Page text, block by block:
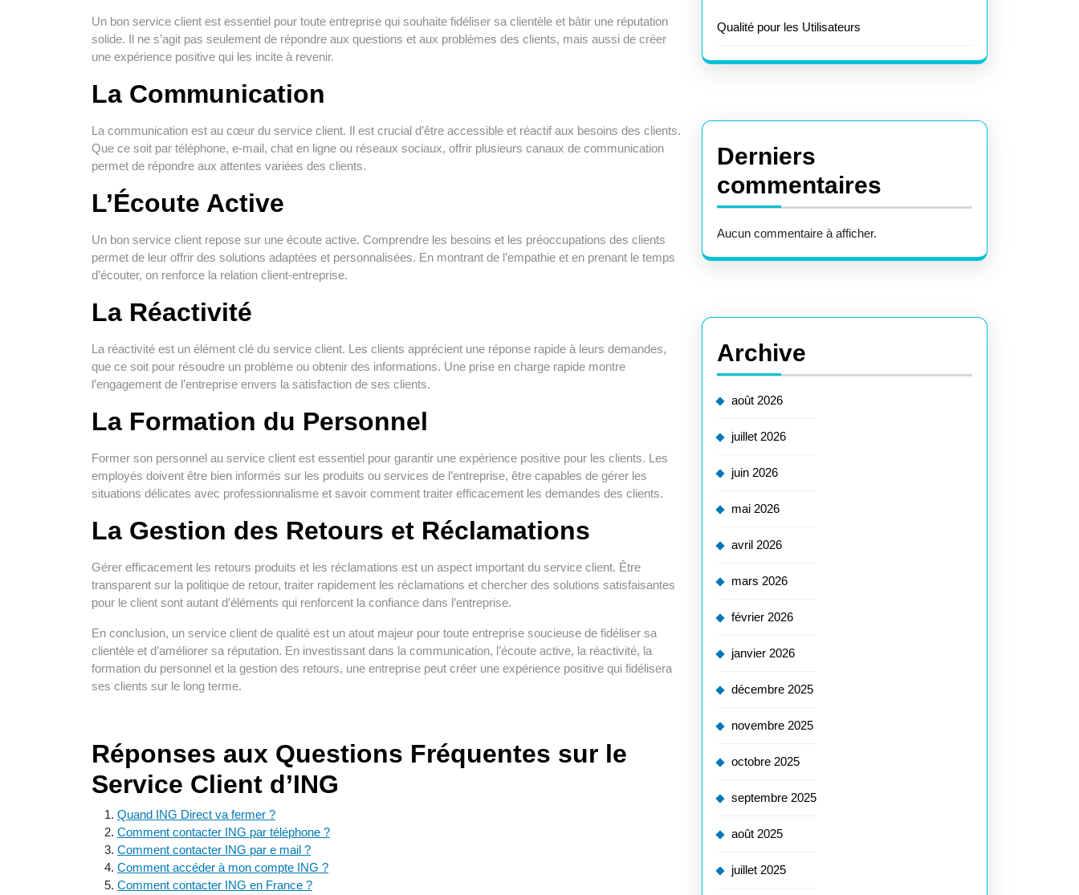
Un bon service client est essentiel pour toute entreprise qui souhaite fidéliser sa clientèle et bâtir une réputation
solide. Il ne s’agit pas seulement de répondre aux questions et aux problèmes des clients, mais aussi de créer
une expérience positive qui les incite à revenir.
La Communication
La communication est au cœur du service client. Il est crucial d’être accessible et réactif aux besoins des clients.
Que ce soit par téléphone, e-mail, chat en ligne ou réseaux sociaux, offrir plusieurs canaux de communication
permet de répondre aux attentes variées des clients.
L’Écoute Active
Un bon service client repose sur une écoute active. Comprendre les besoins et les préoccupations des clients
permet de leur offrir des solutions adaptées et personnalisées. En montrant de l’empathie et en prenant le temps
d’écouter, on renforce la relation client-entreprise.
La Réactivité
La réactivité est un élément clé du service client. Les clients apprécient une réponse rapide à leurs demandes,
que ce soit pour résoudre un problème ou obtenir des informations. Une prise en charge rapide montre
l’engagement de l’entreprise envers la satisfaction de ses clients.
La Formation du Personnel
Former son personnel au service client est essentiel pour garantir une expérience positive pour les clients. Les
employés doivent être bien informés sur les produits ou services de l’entreprise, être capables de gérer les
situations délicates avec professionnalisme et savoir comment traiter efficacement les demandes des clients.
La Gestion des Retours et Réclamations
Gérer efficacement les retours produits et les réclamations est un aspect important du service client. Être
transparent sur la politique de retour, traiter rapidement les réclamations et chercher des solutions satisfaisantes
pour le client sont autant d’éléments qui renforcent la confiance dans l’entreprise.
En conclusion, un service client de qualité est un atout majeur pour toute entreprise soucieuse de fidéliser sa
clientèle et d’améliorer sa réputation. En investissant dans la communication, l’écoute active, la réactivité, la
formation du personnel et la gestion des retours, une entreprise peut créer une expérience positive qui fidélisera
ses clients sur le long terme.
Réponses aux Questions Fréquentes sur le
Service Client d’ING
Quand ING Direct va fermer ?
Comment contacter ING par téléphone ?
Comment contacter ING par e mail ?
Comment accéder à mon compte ING ?
Comment contacter ING en France ?
Qualité pour les Utilisateurs
Derniers
commentaires
Aucun commentaire à afficher.
Archive
août 2026
juillet 2026
juin 2026
mai 2026
avril 2026
mars 2026
février 2026
janvier 2026
décembre 2025
novembre 2025
octobre 2025
septembre 2025
août 2025
juillet 2025